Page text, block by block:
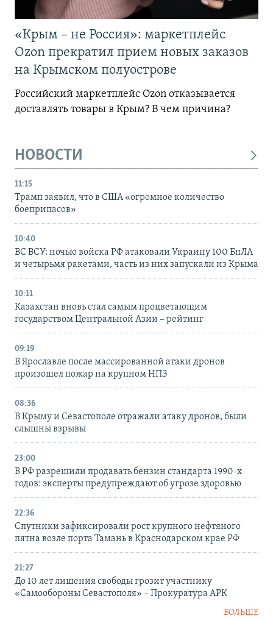
«Крым – не Россия»: маркетплейс
Ozon прекратил прием новых заказов
на Крымском полуострове
Российский маркетплейс Ozon отказывается
доставлять товары в Крым? В чем причина?
НОВОСТИ
11:15
Трамп заявил, что в США «огромное количество
боеприпасов»
10:40
ВС ВСУ: ночью войска РФ атаковали Украину 100 БпЛА
и четырьмя ракетами, часть из них запускали из Крыма
10:11
Казахстан вновь стал самым процветающим
государством Центральной Азии – рейтинг
09:19
В Ярославле после массированной атаки дронов
произошел пожар на крупном НПЗ
08:36
В Крыму и Севастополе отражали атаку дронов, были
слышны взрывы
23:00
В РФ разрешили продавать бензин стандарта 1990-х
годов: эксперты предупреждают об угрозе здоровью
22:36
Спутники зафиксировали рост крупного нефтяного
пятна возле порта Тамань в Краснодарском крае РФ
21:27
До 10 лет лишения свободы грозит участнику
«Самообороны Севастополя» – Прокуратура АРК
БОЛЬШЕ